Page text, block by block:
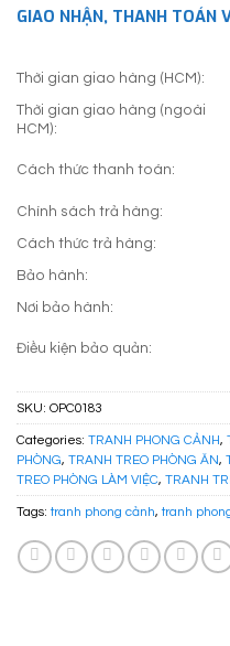
chuyển sang mẫu khung
GIAO NHẬN, THANH TOÁN
Thời gian giao hàng (HCM):
Thời gian giao hàng (ngoài
HCM):
Cách thức thanh toán:
Chính sách trả hàng:
Cách thức trả hàng:
Bảo hành:
Nơi bảo hành:
Điều kiện bảo quản:
SKU: OPC0183
Categories: TRANH PHONG CẢNH,
PHÒNG, TRANH TREO PHÒNG ĂN,
TREO PHÒNG LÀM VIỆC, TRANH
Tags:tranh phong cảnh,tranh